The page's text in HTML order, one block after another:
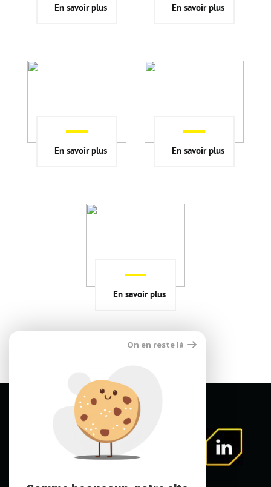
En savoir plus En savoir plus
En savoir plus En savoir plus
En savoir plus
On en reste là